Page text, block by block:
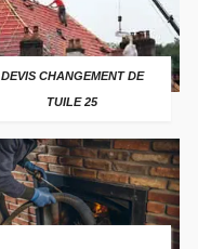
DEVIS CHANGEMENT DE
TUILE 25